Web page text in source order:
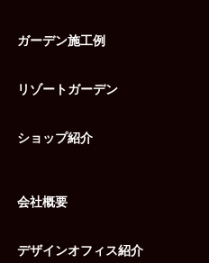
ガーデン施工例
リゾートガーデン
ショップ紹介
会社概要
デザインオフィス紹介